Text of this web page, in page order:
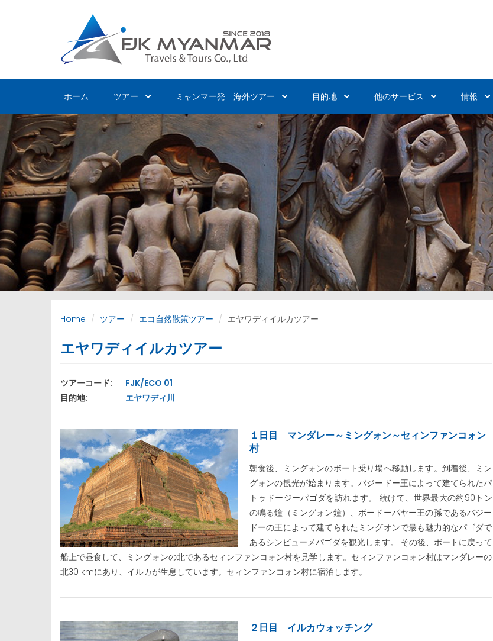
ホーム ツアー ミャンマー発 海外ツアー 目的地 他のサービス 情報
Home ツアー エコ自然散策ツアー エヤワディイルカツアー
エヤワディイルカツアー
ツアーコード:
FJK/ECO 01
目的地:
エヤワディ川
１日目 マンダレー～ミングォン～セィンファンコォン
村
朝食後、ミングォンのボート乗り場へ移動します。到着後、ミン
グォンの観光が始まります。バジードー王によって建てられたパ
トゥドージーパゴダを訪れます。 続けて、世界最大の約90トン
の鳴る鐘（ミングォン鐘）、ボードーパヤー王の孫であるバジー
ドーの王によって建てられたミングオンで最も魅力的なパゴダで
あるシンピューメパゴダを観光します。 その後、ボートに戻って
船上で昼食して、ミングォンの北であるセィンファンコォン村を見学します。セィンファンコォン村はマンダレーの
北30 kmにあり、イルカが生息しています。セィンファンコォン村に宿泊します。
２日目 イルカウォッチング